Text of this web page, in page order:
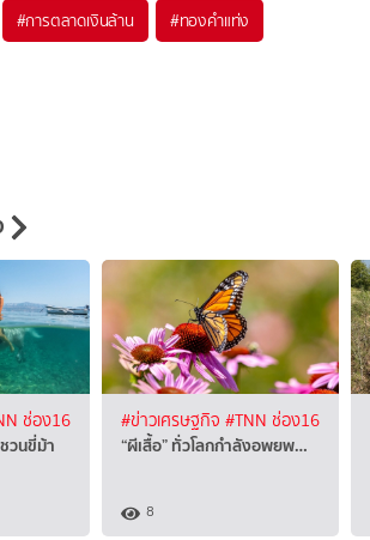
#การตลาดเงินล้าน #ทองคำแท่ง
ช่อง16
วนขี่ม้า
#ข่าวเศรษฐกิจ #TNN ช่อง16
“ผีเสื้อ” ทั่วโลกกำลังอพยพ…
8